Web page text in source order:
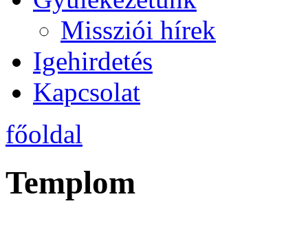
Missziói hírek
Igehirdetés
Kapcsolat
főoldal
Templom